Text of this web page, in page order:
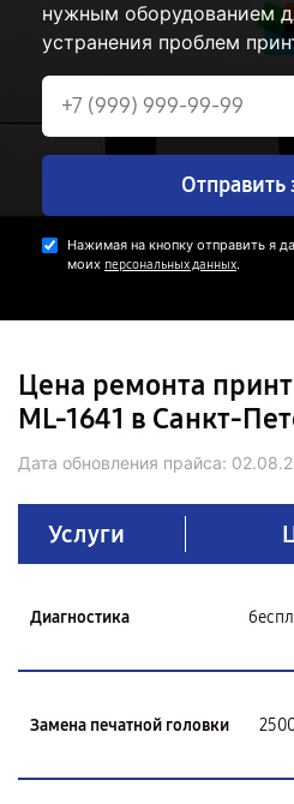
нужным оборудованием
устранения проблем
Отправить
Нажимая на кнопку отправить я
моих персональных данных.
Цена ремонта
ML-1641 в Санкт-
Дата обновления прайса:
Услуги
Диагностика
Замена печатной головки